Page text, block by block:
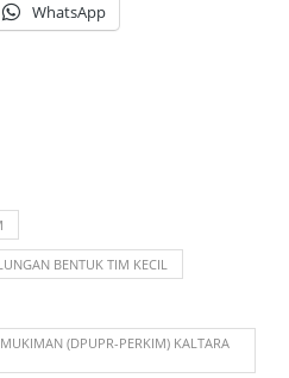
WhatsApp
BENTUK TIM KECIL
(DPUPR-PERKIM) KALTARA